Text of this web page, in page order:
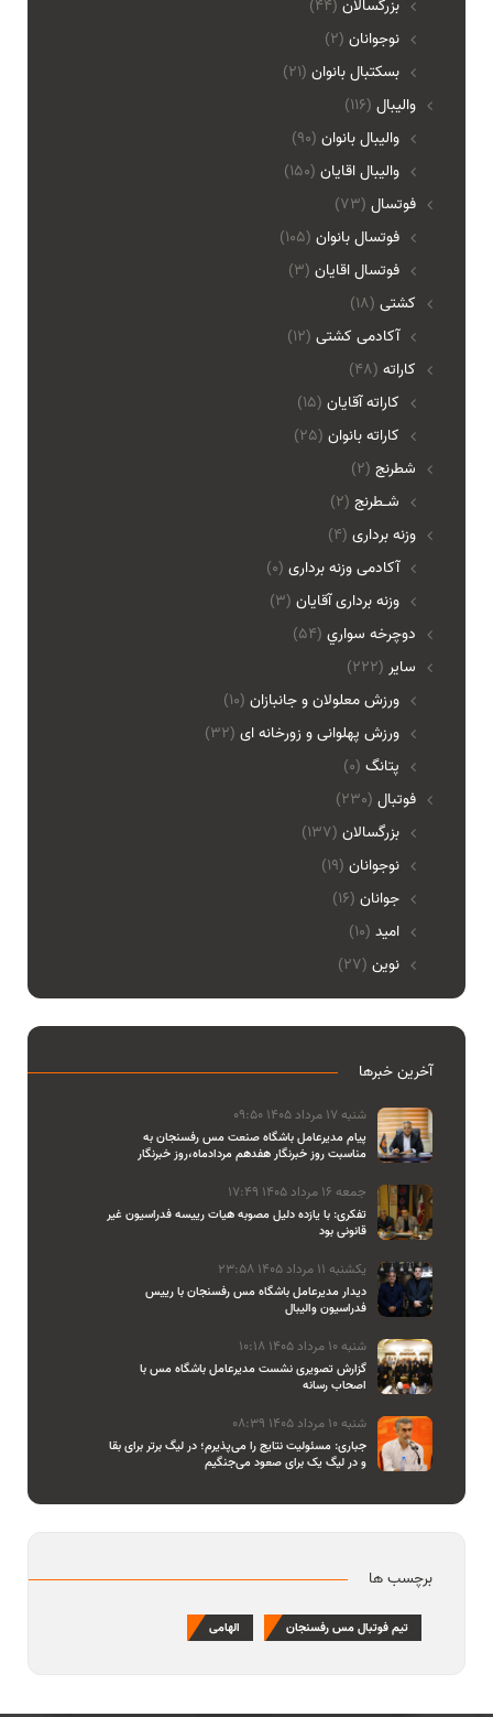
بزرگسالان (44)
نوجوانان (2)
بسکتبال بانوان (21)
(116) والیبال
واليبال بانوان (90)
واليبال اقايان (150)
(73) فوتسال
فوتسال بانوان (105)
فوتسال اقايان (3)
(18) کشتی
آکادمی کشتی (12)
(48) کاراته
کاراته آقایان (15)
کاراته بانوان (25)
(2) شطرنج
شـطرنج (2)
(4) وزنه برداری
آکادمی وزنه برداری (0)
وزنه برداری آقایان (3)
(54) دوچرخه سواري
(222) ساير
ورزش معلولان و جانبازان (10)
ورزش پهلوانی و زورخانه ای (32)
پتانگ (0)
(230) فوتبال
بزرگسالان (137)
نوجوانان (19)
جوانان (16)
امید (10)
نوین (27)
آخرین خبرها
شنبه 17 مرداد 1405 09:50
پیام مدیرعامل باشگاه صنعت مس رفسنجان به
مناسبت روز خبرنگار هفدهم مردادماه،روز خبرنگار
جمعه 16 مرداد 1405 17:49
تفکری: با یازده دلیل مصوبه هیات رییسه فدراسیون غیر
قانونی بود
یکشنبه 11 مرداد 1405 23:58
دیدار مدیرعامل باشگاه مس رفسنجان با رییس
فدراسیون والیبال
شنبه 10 مرداد 1405 10:18
گزارش تصویری نشست مدیرعامل باشگاه مس با
اصحاب رسانه
شنبه 10 مرداد 1405 08:39
جباری: مسئولیت نتایج را می‌پذیرم؛ در لیگ برتر برای بقا
و در لیگ یک برای صعود می‌جنگیم
برچسب ها
تیم فوتبال مس رفسنجان الهامی